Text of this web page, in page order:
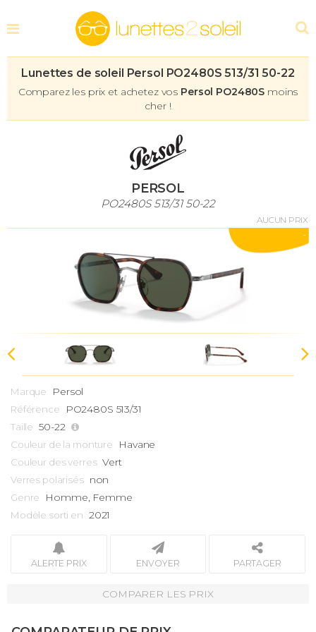
Lunettes de soleil Persol PO2480S 513/31 50-22
Comparez les prix et achetez vos Persol PO2480S moins
cher !
PERSOL
PO2480S 513/31 50-22
AUCUN PRIX
-
Marque Persol
Référence PO2480S 513/31
Taille 50-22
Couleur de la monture Havane
Couleur des verres Vert
Verres polarisés non
Genre Homme, Femme
Modèle sorti en 2021
ALERTE PRIX ENVOYER PARTAGER
COMPARER LES PRIX